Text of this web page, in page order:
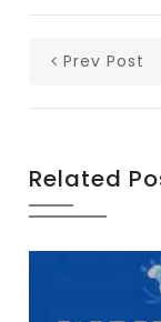
Prev Post
Related